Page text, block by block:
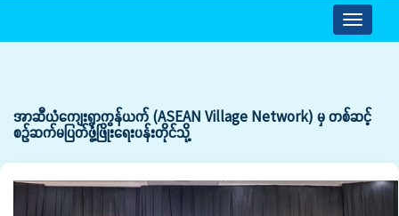
Toggle
အာဆီယံကျေးရွာကွန်ယက် (ASEAN Village Network) မှ တစ်ဆင့်
စဉ်ဆက်မပြတ်ဖွံ့ဖြိုးရေးပန်းတိုင်သို့